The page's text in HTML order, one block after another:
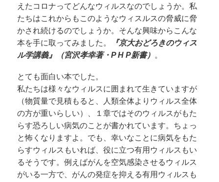
えたコロナってどんなウィルスなのでしょうか。私
たちはこれからもこのようなウィスルスの脅威に脅
かされ続けるのでしょうか。そんな興味からこんな
本を手に取ってみました。
『京大おどろきのウィス
ル学講義』（宮沢孝幸著・P H P新書） 。
とても面白い本でした。
私たちは様々なウィルスに囲まれて生きていますが
（物質量で見積もると、人類全体よりウィルス全体
の方が重いらしい）、１章ではそのウィルスがもた
らす恐ろしい病気のことが書かれています。ちょっ
と怖くなりますよ。でも、幸いなことに病気をもた
らすウィルスもいれば、役に立つ有用ウィルスもい
るそうです。例えばがんを空気感染させるウィルス
がいる一方で、がんの発症を抑える有用ウィルスも